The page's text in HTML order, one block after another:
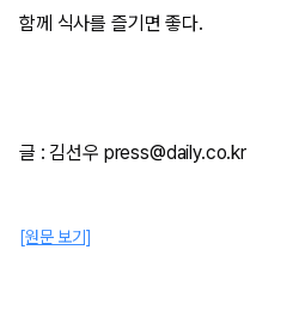
함께 식사를 즐기면 좋다.
글 : 김선우 press@daily.co.kr
[원문 보기]